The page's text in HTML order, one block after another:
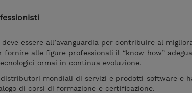
essere all’avanguardia per contribuire al
fornire alle figure professionali il “know how”
ormai in continua evoluzione.
distributori mondiali di servizi e prodotti software e
di corsi di formazione e certificazione.